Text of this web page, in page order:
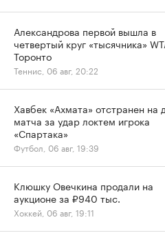
Александрова первой вышла в
четвертый круг «тысячника»
Торонто
Теннис, 06 авг, 20:22
Хавбек «Ахмата» отстранен на
матча за удар локтем игрока
«Спартака»
Футбол, 06 авг, 19:39
Клюшку Овечкина продали на
аукционе за ₽940 тыс.
Хоккей, 06 авг, 19:11